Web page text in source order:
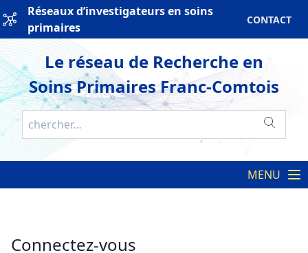
Réseaux d’investigateurs en soins
primaires
CONTACT
Le réseau de Recherche en
Soins Primaires Franc-Comtois
MENU
Connectez-vous